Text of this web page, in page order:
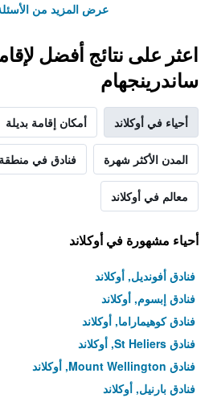
عرض المزيد من
اعثر على نتائج أفضل
ساندرينجهام
أحياء في أوكلاند أمكان إقامة بديلة
المدن الأكثر شهرة فنادق في منطقة
معالم في أوكلاند
أحياء مشهورة في أوكلاند
فنادق أفونديل, أوكلاند
فنادق إبسوم, أوكلاند
فنادق كوهيماراما, أوكلاند
فنادق St Heliers, أوكلاند
فنادق Mount Wellington, أوكلاند
فنادق بارنيل, أوكلاند